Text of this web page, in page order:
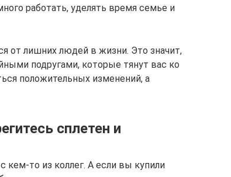
работать, уделять время семье и
от лишних людей в жизни. Это значит,
подругами, которые тянут вас ко
положительных изменений, а
сплетен и
кем-то из коллег. А если вы купили